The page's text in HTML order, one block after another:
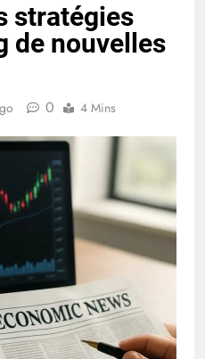
stratégies
de nouvelles
0 4 Mins